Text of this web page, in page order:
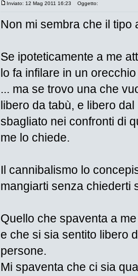
Inviato: 12 Mag 2011 16:23 Oggetto:
Non mi sembra che il
Se ipoteticamente a me
lo fa infilare in un
... ma se trovo una che
libero da tabù, e libero
sbagliato nei confronti di
me lo chiede.
Il cannibalismo lo
mangiarti senza chiederti
Quello che spaventa a
e che si sia sentito libero
persone.
Mi spaventa che ci sia